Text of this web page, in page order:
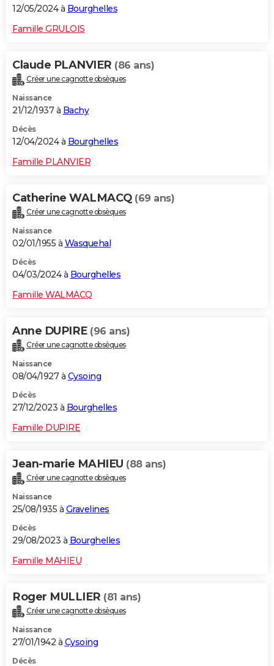
12/05/2024 à Bourghelles
Famille GRULOIS
Claude PLANVIER (86 ans)
Créer une cagnotte obsèques
Naissance
21/12/1937 à Bachy
Décès
12/04/2024 à Bourghelles
Famille PLANVIER
Catherine WALMACQ (69 ans)
Créer une cagnotte obsèques
Naissance
02/01/1955 à Wasquehal
Décès
04/03/2024 à Bourghelles
Famille WALMACQ
Anne DUPIRE (96 ans)
Créer une cagnotte obsèques
Naissance
08/04/1927 à Cysoing
Décès
27/12/2023 à Bourghelles
Famille DUPIRE
Jean-marie MAHIEU (88 ans)
Créer une cagnotte obsèques
Naissance
25/08/1935 à Gravelines
Décès
29/08/2023 à Bourghelles
Famille MAHIEU
Roger MULLIER (81 ans)
Créer une cagnotte obsèques
Naissance
27/01/1942 à Cysoing
Décès